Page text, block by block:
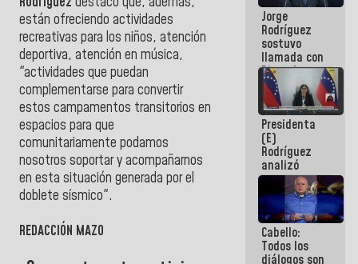
están ofreciendo actividades
recreativas para los niños, atención
deportiva, atención en música,
"actividades que puedan
complementarse para convertir
estos campamentos transitorios en
espacios para que
comunitariamente podamos
nosotros soportar y acompañarnos
en esta situación generada por el
doblete sísmico".
REDACCIÓN MAZO
a servidores
públicos
Jorge
Rodríguez
sostuvo
llamada con
Dinorah
Figuera y
acuerdan
primer
encuentro
presencial
para el
diálogo
Presidenta
(E)
Rodríguez
analizó
junto a
gobernadores
planes de
recuperación
del Sistema
Eléctrico
Cabello:
Todos los
diálogos son